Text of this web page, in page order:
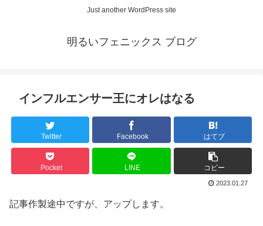
Just another WordPress site
明るいフェニックス ブログ
インフルエンサー王にオレはなる
Twitter Facebook はてブ
Pocket LINE コピー
2023.01.27
記事作製途中ですが、アップします。